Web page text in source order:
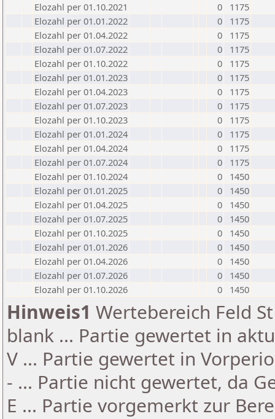
Elozahl per 01.10.2021
0
1175
Elozahl per 01.01.2022
0
1175
Elozahl per 01.04.2022
0
1175
Elozahl per 01.07.2022
0
1175
Elozahl per 01.10.2022
0
1175
Elozahl per 01.01.2023
0
1175
Elozahl per 01.04.2023
0
1175
Elozahl per 01.07.2023
0
1175
Elozahl per 01.10.2023
0
1175
Elozahl per 01.01.2024
0
1175
Elozahl per 01.04.2024
0
1175
Elozahl per 01.07.2024
0
1175
Elozahl per 01.10.2024
0
1450
Elozahl per 01.01.2025
0
1450
Elozahl per 01.04.2025
0
1450
Elozahl per 01.07.2025
0
1450
Elozahl per 01.10.2025
0
1450
Elozahl per 01.01.2026
0
1450
Elozahl per 01.04.2026
0
1450
Elozahl per 01.07.2026
0
1450
Elozahl per 01.10.2026
0 1450
Hinweis1 Wertebereich Feld
blank ... Partie gewertet in
V ... Partie gewertet in
- ... Partie nicht gewertet, da
E ... Partie vorgemerkt zur